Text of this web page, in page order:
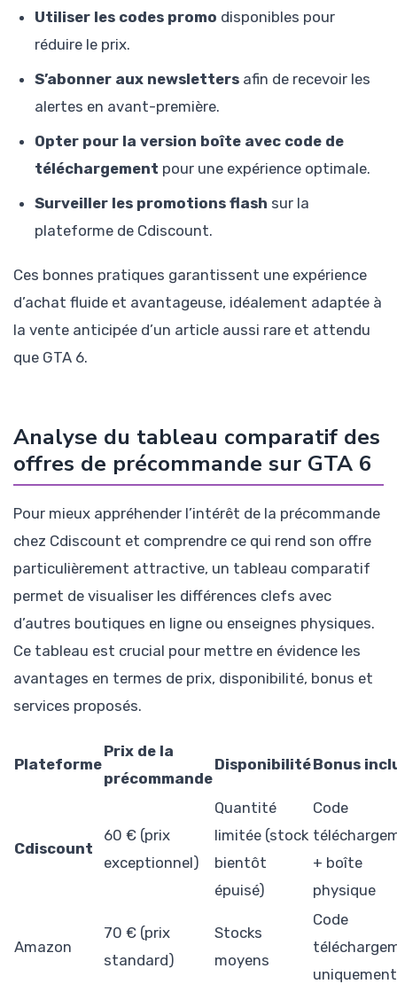
Utiliser les codes promo disponibles pour
réduire le prix.
S’abonner aux newsletters afin de recevoir les
alertes en avant-première.
Opter pour la version boîte avec code de
téléchargement pour une expérience optimale.
Surveiller les promotions flash sur la
plateforme de Cdiscount.
Ces bonnes pratiques garantissent une expérience
d’achat fluide et avantageuse, idéalement adaptée à
la vente anticipée d’un article aussi rare et attendu
que GTA 6.
Analyse du tableau comparatif des
offres de précommande sur GTA 6
Pour mieux appréhender l’intérêt de la précommande
chez Cdiscount et comprendre ce qui rend son offre
particulièrement attractive, un tableau comparatif
permet de visualiser les différences clefs avec
d’autres boutiques en ligne ou enseignes physiques.
Ce tableau est crucial pour mettre en évidence les
avantages en termes de prix, disponibilité, bonus et
services proposés.
Plateforme
Prix de la
précommande
DisponibilitéBonus
Cdiscount
60 € (prix
exceptionnel)
Quantité
limitée (stock
bientôt
épuisé)
Code
+ boîte
physique
Amazon
70 € (prix
standard)
Stocks
moyens
Code
uniquement